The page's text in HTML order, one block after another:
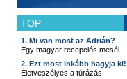
TOP
1. Mi van most az Adrián?
Egy magyar recepciós mesél
2. Ezt most inkább hagyja ki!
Életveszélyes a túrázás